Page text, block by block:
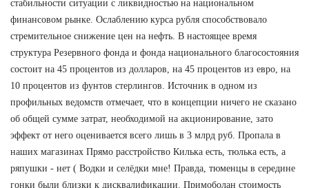
стабильности ситуации с ликвидностью на национальном
финансовом рынке. Ослаблению курса рубля способствовало
стремительное снижение цен на нефть. В настоящее время
структура Резервного фонда и фонда национального благосостояния
состоит на 45 процентов из долларов, на 45 процентов из евро, на
10 процентов из фунтов стерлингов. Источник в одном из
профильных ведомств отмечает, что в концепции ничего не сказано
об общей сумме затрат, необходимой на акционирование, зато
эффект от него оценивается всего лишь в 3 млрд руб. Пропала в
наших магазинах Прямо расстройство Килька есть, тюлька есть, а
ряпушки - нет ( Водки и селёдки мне! Правда, тюменцы в середине
гонки были близки к дисквалификации. Примоболан стоимость